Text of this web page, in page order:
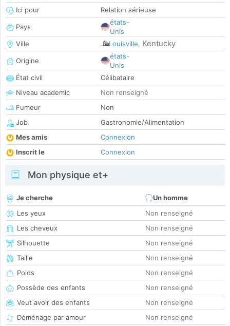
Ici pour
Relation sérieuse
Pays
états-
Unis
Ville
Louisville, Kentucky
Origine
états-
Unis
État civil
Célibataire
Niveau academic
Non renseigné
Fumeur
Non
Job
Gastronomie/Alimentation
Mes amis
Connexion
Inscrit le
Connexion
Mon physique et+
Je cherche
Un homme
Les yeux
Non renseigné
Les cheveux
Non renseigné
Silhouette
Non renseigné
Taille
Non renseigné
Poids
Non renseigné
Possède des enfants
Non renseigné
Veut avoir des enfants
Non renseigné
Déménage par amour
Non renseigné